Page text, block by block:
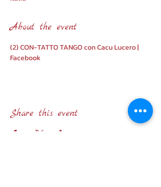
About the event
(2) CON-TATTO TANGO con Cacu Lucero |
Facebook
Share this event